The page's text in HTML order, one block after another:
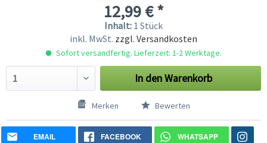
12,99 € *
Inhalt: 1 Stück
inkl. MwSt. zzgl. Versandkosten
Sofort versandfertig. Lieferzeit: 1-2 Werktage.
In denWarenkorb
Merken Bewerten
EMAIL FACEBOOK WHATSAPP